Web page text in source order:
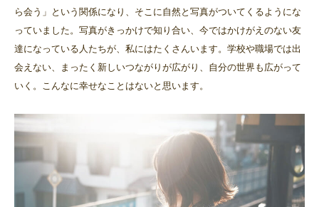
ら会う」という関係になり、そこに自然と写真がついてくるようにな
っていました。写真がきっかけで知り合い、今ではかけがえのない友
達になっている人たちが、私にはたくさんいます。学校や職場では出
会えない、まったく新しいつながりが広がり、自分の世界も広がって
いく。こんなに幸せなことはないと思います。